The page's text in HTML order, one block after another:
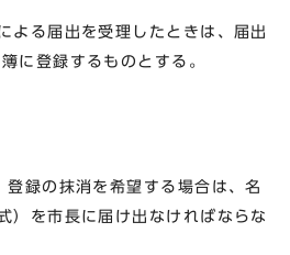
る届出を受理したときは、届出
に登録するものとする。
録の抹消を希望する場合は、名
）を市長に届け出なければならな